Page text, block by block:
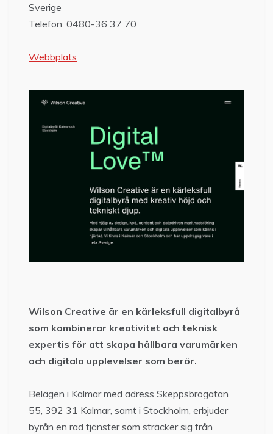
Sverige
Telefon: 0480-36 37 70
Webbplats
Wilson Creative är en kärleksfull digitalbyrå
som kombinerar kreativitet och teknisk
expertis för att skapa hållbara varumärken
och digitala upplevelser som berör.
Belägen i Kalmar med adress Skeppsbrogatan
55, 392 31 Kalmar, samt i Stockholm, erbjuder
byrån en rad tjänster som sträcker sig från